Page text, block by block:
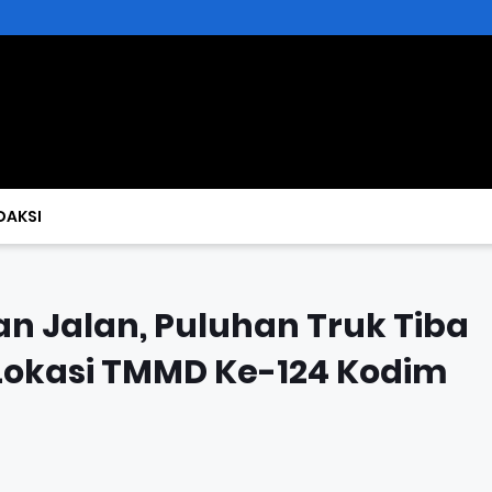
Jalan, Puluhan Truk Tiba
TMMD Ke-124 Kodim